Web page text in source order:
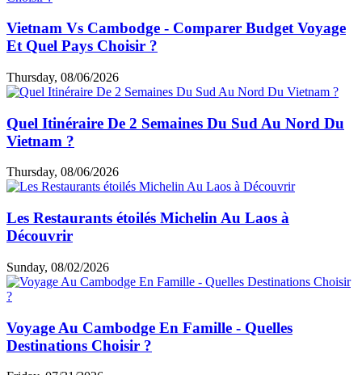
Vietnam Vs Cambodge - Comparer Budget Voyage
Et Quel Pays Choisir ?
Thursday, 08/06/2026
Quel Itinéraire De 2 Semaines Du Sud Au Nord Du
Vietnam ?
Thursday, 08/06/2026
Les Restaurants étoilés Michelin Au Laos à
Découvrir
Sunday, 08/02/2026
Voyage Au Cambodge En Famille - Quelles
Destinations Choisir ?